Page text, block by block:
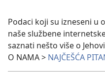
Podaci koji su izneseni u
naše službene
saznati nešto više o
O NAMA > NAJČEŠĆA